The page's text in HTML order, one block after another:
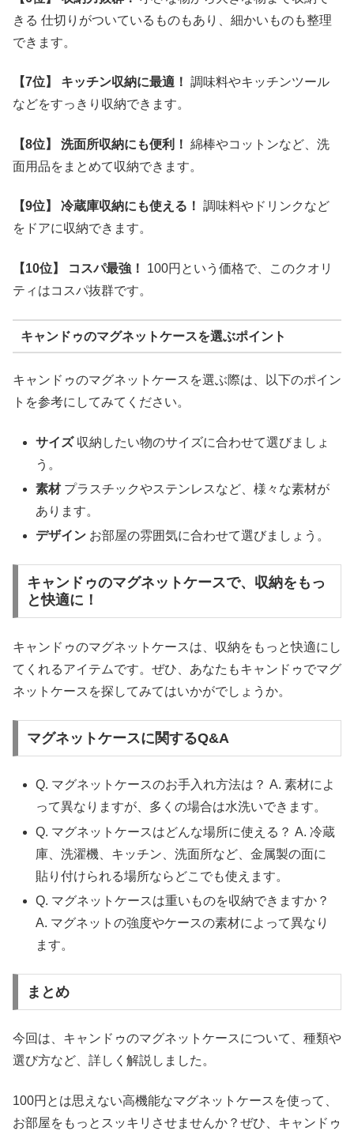
きる 仕切りがついているものもあり、細かいものも整理
できます。
【7位】 キッチン収納に最適！ 調味料やキッチンツール
などをすっきり収納できます。
【8位】 洗面所収納にも便利！ 綿棒やコットンなど、洗
面用品をまとめて収納できます。
【9位】 冷蔵庫収納にも使える！ 調味料やドリンクなど
をドアに収納できます。
【10位】 コスパ最強！
100円という価格で、このクオリ
ティはコスパ抜群です。
キャンドゥのマグネットケースを選ぶポイント
キャンドゥのマグネットケースを選ぶ際は、以下のポイン
トを参考にしてみてください。
サイズ収納したい物のサイズに合わせて選びましょ
う。
素材プラスチックやステンレスなど、様々な素材が
あります。
デザイン お部屋の雰囲気に合わせて選びましょう。
キャンドゥのマグネットケースで、収納をもっ
と快適に！
キャンドゥのマグネットケースは、収納をもっと快適にし
てくれるアイテムです。ぜひ、あなたもキャンドゥでマグ
ネットケースを探してみてはいかがでしょうか。
マグネットケースに関するQ&A
Q. マグネットケースのお手入れ方法は？ A. 素材によ
って異なりますが、多くの場合は水洗いできます。
Q. マグネットケースはどんな場所に使える？ A. 冷蔵
庫、洗濯機、キッチン、洗面所など、金属製の面に
貼り付けられる場所ならどこでも使えます。
Q. マグネットケースは重いものを収納できますか？
A. マグネットの強度やケースの素材によって異なり
ます。
まとめ
今回は、キャンドゥのマグネットケースについて、種類や
選び方など、詳しく解説しました。
100円とは思えない高機能なマグネットケースを使って、
お部屋をもっとスッキリさせませんか？ぜひ、キャンドゥ